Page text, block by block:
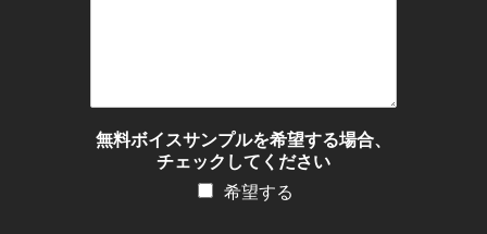
無料ボイスサンプルを希望する場合、
チェックしてください
希望する